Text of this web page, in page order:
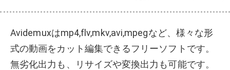
Avidemuxはmp4,flv,mkv,avi,mpegなど、様々な形
式の動画をカット編集できるフリーソフトです。
無劣化出力も、リサイズや変換出力も可能です。